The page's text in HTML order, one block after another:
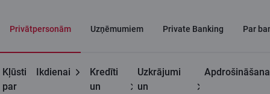
Privātpersonām Uzņēmumiem Private Banking Par
Kļūsti
par
Ikdienai
Kredīti
un
Uzkrājumi
un
Apdrošināšana